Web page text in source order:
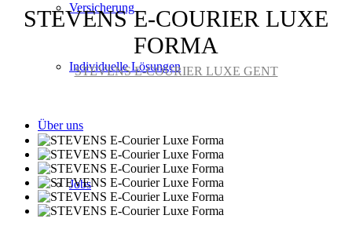
Versicherung
Individuelle Lösungen
Über uns
Jobs
STEVENS E-COURIER LUXE
FORMA
STEVENS E-COURIER LUXE GENT